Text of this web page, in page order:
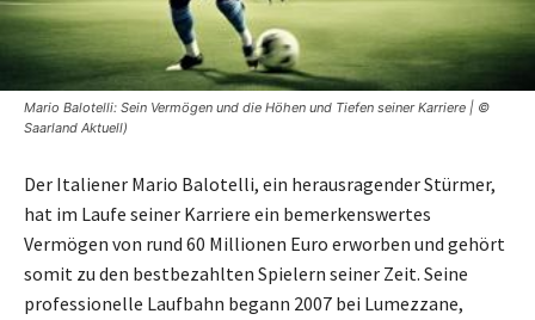
Mario Balotelli: Sein Vermögen und die Höhen und Tiefen seiner Karriere | ©
Saarland Aktuell)
Der Italiener Mario Balotelli, ein herausragender Stürmer,
hat im Laufe seiner Karriere ein bemerkenswertes
Vermögen von rund 60 Millionen Euro erworben und gehört
somit zu den bestbezahlten Spielern seiner Zeit. Seine
professionelle Laufbahn begann 2007 bei Lumezzane,